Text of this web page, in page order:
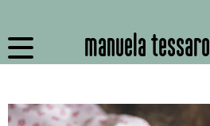
manuela tessaro